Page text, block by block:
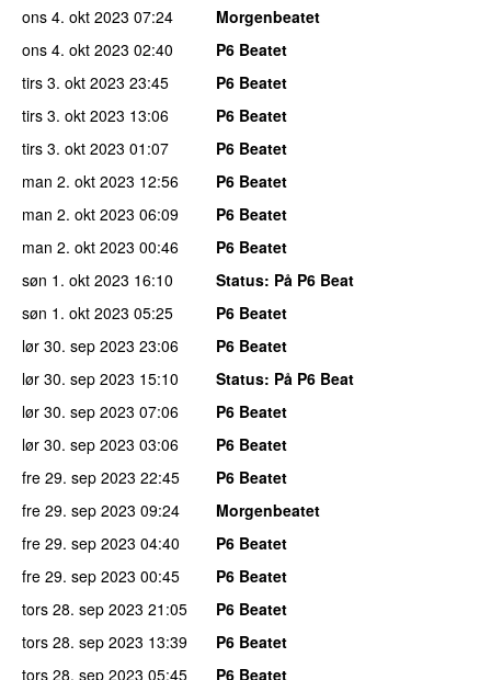
ons 4. okt 2023 07:24
Morgenbeatet
ons 4. okt 2023 02:40
P6 Beatet
tirs 3. okt 2023 23:45
P6 Beatet
tirs 3. okt 2023 13:06
P6 Beatet
tirs 3. okt 2023 01:07
P6 Beatet
man 2. okt 2023 12:56
P6 Beatet
man 2. okt 2023 06:09
P6 Beatet
man 2. okt 2023 00:46
P6 Beatet
søn 1. okt 2023 16:10 Status: På P6 Beat
søn 1. okt 2023 05:25
P6 Beatet
lør 30. sep 2023 23:06
P6 Beatet
lør 30. sep 2023 15:10 Status: På P6 Beat
lør 30. sep 2023 07:06
P6 Beatet
lør 30. sep 2023 03:06
P6 Beatet
fre 29. sep 2023 22:45
P6 Beatet
fre 29. sep 2023 09:24
Morgenbeatet
fre 29. sep 2023 04:40
P6 Beatet
fre 29. sep 2023 00:45
P6 Beatet
tors 28. sep 2023 21:05
P6 Beatet
tors 28. sep 2023 13:39
P6 Beatet
tors 28. sep 2023 05:45 P6 Beatet